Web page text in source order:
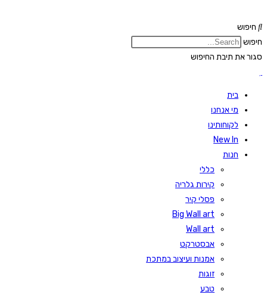
to
content
חיפוש
חיפוש
סגור את תיבת החיפוש
בית
מי אנחנו
לקוחותינו
New In
חנות
כללי
קירות גלריה
פסלי קיר
Big Wall art
Wall art
אבסטרקט
אמנות ועיצוב במתכת
זוגות
טבע